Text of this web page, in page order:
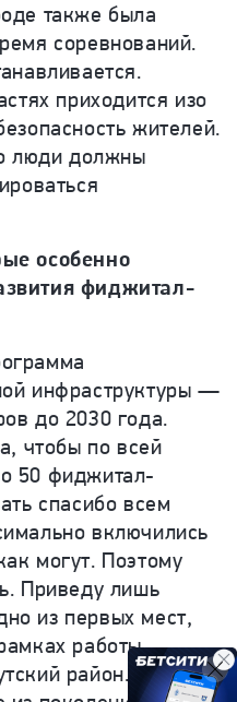
также была
соревнований.
приходится изо
жителей.
люди должны
особенно
фиджитал-
инфраструктуры —
до 2030 года.
чтобы по всей
50 фиджитал-
спасибо всем
включились
могут. Поэтому
Приведу лишь
из первых мест,
работы
район. Там